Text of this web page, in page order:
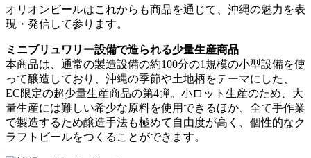
オリオンビールはこれからも商品を通じて、沖縄の魅力を表
現・発信して参ります。
ミニブリュワリー設備で造られる少量生産商品
本商品は、通常の製造設備の約100分の1規模の小型設備を使
って醸造しており、沖縄の季節や土地柄をテーマにした、
EC限定の超少量生産商品の第4弾。小ロット生産のため、大
量生産には難しい希少な原料を使用できるほか、全て手作業
で製造するため醸造手法も極めて自由度が高く、個性的なク
ラフトビールをつくることができます。